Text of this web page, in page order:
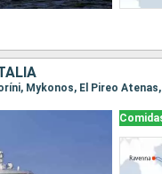
Mykonos, El Pireo